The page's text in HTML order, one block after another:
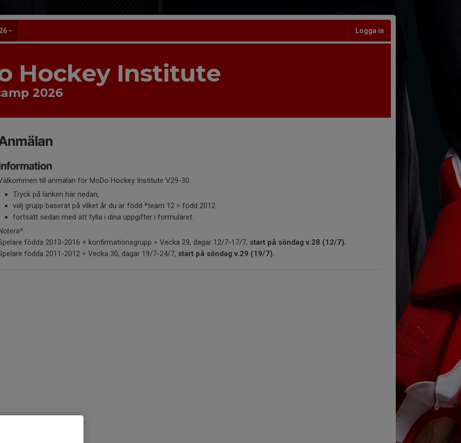
Logga in
Hockey Institute
2026
till anmälan för MoDo Hockey Institute V29-30.
Tryck på länken här nedan,
välj grupp baserat på vilket år du är född *team 12 = född 2012
fortsätt sedan med att fylla i dina uppgifter i formuläret.
födda 2013-2016 + konfirmationsgrupp = Vecka 29, dagar 12/7-17/7, start på söndag v.28 (12/7).
födda 2011-2012 = Vecka 30, dagar 19/7-24/7, start på söndag v.29 (19/7).